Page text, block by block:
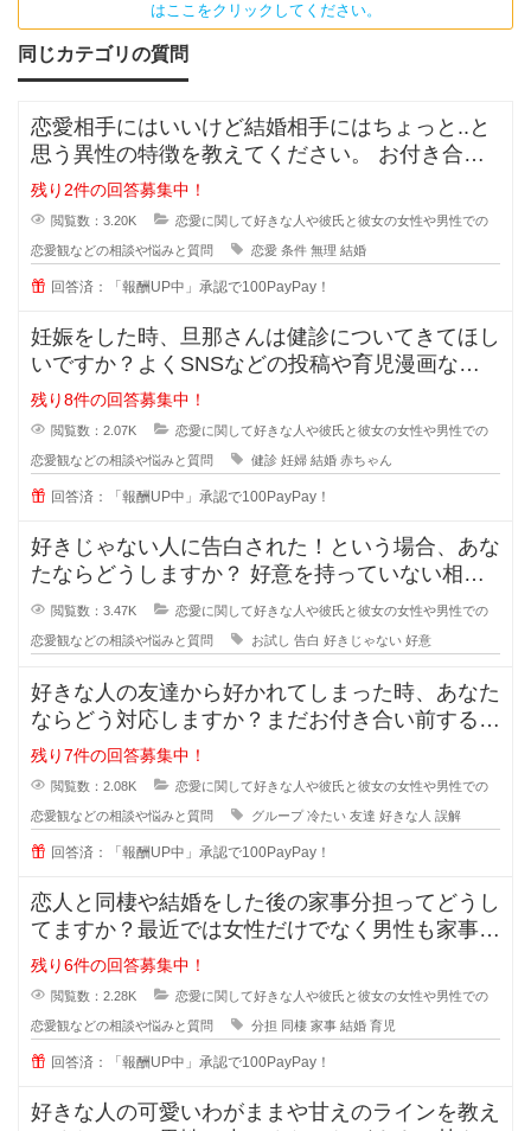
はここをクリックしてください。
同じカテゴリの質問
恋愛相手にはいいけど結婚相手にはちょっと..と
思う異性の特徴を教えてください。 お付き合い
をしている間に相手のいい
残り2件の回答募集中！
閲覧数：3.20K 恋愛に関して好きな人や彼氏と彼女の女性や男性での
恋愛観などの相談や悩みと質問 恋愛 条件 無理 結婚
回答済：「報酬UP中」承認で100PayPay！
妊娠をした時、旦那さんは健診についてきてほし
いですか？よくSNSなどの投稿や育児漫画など
を見ていたりすると、仲の良さそう
残り8件の回答募集中！
閲覧数：2.07K 恋愛に関して好きな人や彼氏と彼女の女性や男性での
恋愛観などの相談や悩みと質問 健診 妊婦 結婚 赤ちゃん
回答済：「報酬UP中」承認で100PayPay！
好きじゃない人に告白された！という場合、あな
たならどうしますか？ 好意を持っていない相手
からの告白、結構戸惑ったり
閲覧数：3.47K 恋愛に関して好きな人や彼氏と彼女の女性や男性での
恋愛観などの相談や悩みと質問 お試し 告白 好きじゃない 好意
好きな人の友達から好かれてしまった時、あなた
ならどう対応しますか？まだお付き合い前する段
階で、2人だとまだぎこちないから
残り7件の回答募集中！
閲覧数：2.08K 恋愛に関して好きな人や彼氏と彼女の女性や男性での
恋愛観などの相談や悩みと質問 グループ 冷たい 友達 好きな人 誤解
回答済：「報酬UP中」承認で100PayPay！
恋人と同棲や結婚をした後の家事分担ってどうし
てますか？最近では女性だけでなく男性も家事を
やろうみたいな風潮がある時代です
残り6件の回答募集中！
閲覧数：2.28K 恋愛に関して好きな人や彼氏と彼女の女性や男性での
恋愛観などの相談や悩みと質問 分担 同棲 家事 結婚 育児
回答済：「報酬UP中」承認で100PayPay！
好きな人の可愛いわがままや甘えのラインを教え